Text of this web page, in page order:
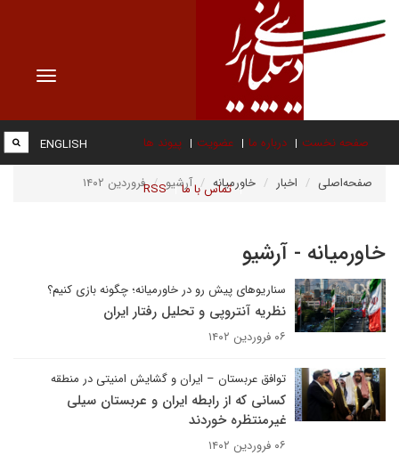
Toggle
صفحه نخست درباره ما عضویت پیوند ها
تماس با ما RSS
ENGLISH
صفحه‌اصلی اخبار خاورمیانه آرشیو فروردین ۱۴۰۲
خاورمیانه - آرشیو
سناریوهای پیش رو در خاورمیانه؛ چگونه بازی کنیم؟
نظریه آنتروپی و تحلیل رفتار ایران
۰۶ فروردین ۱۴۰۲
توافق عربستان – ایران و گشایش امنیتی در منطقه
کسانی که از رابطه ایران و عربستان سیلی
غیرمنتظره خوردند
۰۶ فروردین ۱۴۰۲